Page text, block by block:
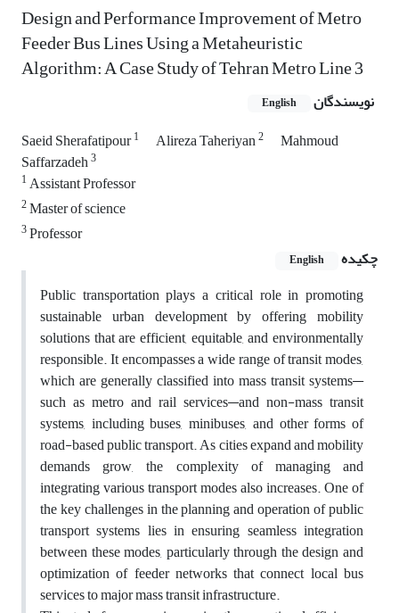
Design and Performance Improvement of Metro
Feeder Bus Lines Using a Metaheuristic
Algorithm: A Case Study of Tehran Metro Line 3
نویسندگان English
Saeid Sherafatipour1 Alireza Taheriyan2
Mahmoud
Saffarzadeh3
1Assistant Professor
2Master of science
3Professor
چکیده
English
Public transportation plays a critical role in promoting
sustainable urban development by offering mobility
solutions that are efficient, equitable, and environmentally
responsible. It encompasses a wide range of transit modes,
which are generally classified into mass transit systems—
such as metro and rail services—and non-mass transit
systems, including buses, minibuses, and other forms of
road-based public transport. As cities expand and mobility
demands grow, the complexity of managing and
integrating various transport modes also increases. One of
the key challenges in the planning and operation of public
transport systems lies in ensuring seamless integration
between these modes, particularly through the design and
optimization of feeder networks that connect local bus
services to major mass transit infrastructure.